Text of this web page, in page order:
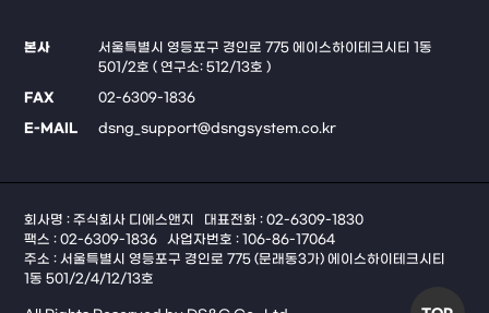
본사
서울특별시 영등포구 경인로 775 에이스하이테크시티 1동
501/2호 ( 연구소: 512/13호 )
FAX
02-6309-1836
E-MAIL
dsng_support@dsngsystem.co.kr
회사명 : 주식회사 디에스앤지
대표전화 : 02-6309-1830
팩스 : 02-6309-1836
사업자번호 : 106-86-17064
주소 : 서울특별시 영등포구 경인로 775 (문래동3가) 에이스하이테크시티
1동 501/2/4/12/13호